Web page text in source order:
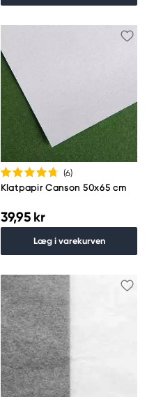
(6)
Klatpapir Canson 50x65 cm
39,95 kr
Læg i varekurven